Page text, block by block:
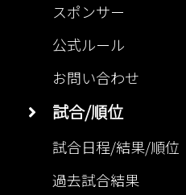
スポンサー
公式ルール
お問い合わせ
試合/順位
試合日程/結果/順位
過去試合結果